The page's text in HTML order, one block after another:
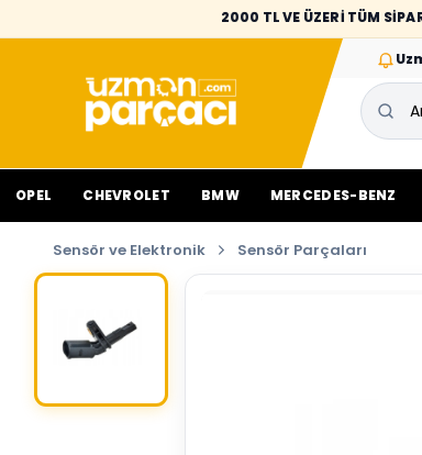
2000 TL VE ÜZERİ TÜM
OPEL CHEVROLET BMW MERCEDES-BENZ
Sensör ve Elektronik Sensör Parçaları